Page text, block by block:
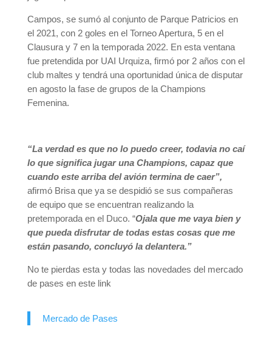
Campos, se sumó al conjunto de Parque Patricios en
el 2021, con 2 goles en el Torneo Apertura, 5 en el
Clausura y 7 en la temporada 2022. En esta ventana
fue pretendida por UAI Urquiza, firmó por 2 años con el
club maltes y tendrá una oportunidad única de disputar
en agosto la fase de grupos de la Champions
Femenina.
“La verdad es que no lo puedo creer, todavia no caí
lo que significa jugar una Champions, capaz que
cuando este arriba del avión termina de caer”,
afirmó Brisa que ya se despidió se sus compañeras
de equipo que se encuentran realizando la
pretemporada en el Duco. “Ojala que me vaya bien y
que pueda disfrutar de todas estas cosas que me
están pasando, concluyó la delantera.”
No te pierdas esta y todas las novedades del mercado
de pases en este link
Mercado de Pases